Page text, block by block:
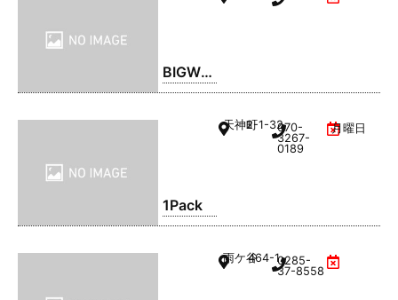
BIGWO
OD(ビ
1Pack
天神町2-1-32070-
3267-
0189
月曜日
雨ケ谷464-10285-
37-8558